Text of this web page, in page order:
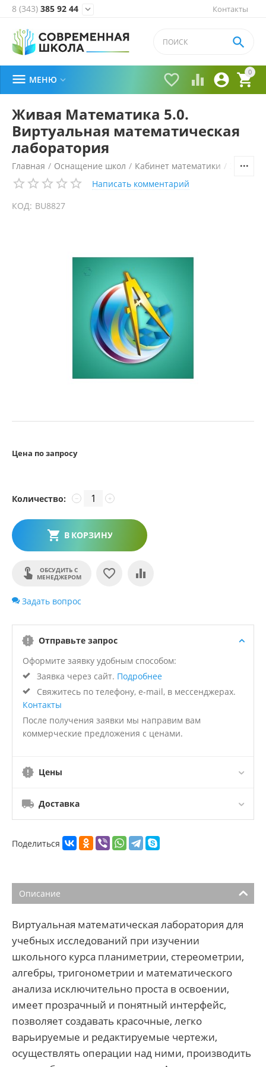
Контакты
8 (343) 385 92 44 
0


 

 МЕНЮ 
Живая Математика 5.0.
Виртуальная математическая
лаборатория
Главная / Оснащение школ / Кабинет математики /
Написать комментарий
КОД: BU8827
Цена по запросу
Количество: +
−
В КОРЗИНУ
ОБСУДИТЬ С
МЕНЕДЖЕРОМ
Задать вопрос
Отправьте запрос
Оформите заявку удобным способом:
Заявка через сайт. Подробнее
Свяжитесь по телефону, e-mail, в мессенджерах.
Контакты
После получения заявки мы направим вам
коммерческие предложения с ценами.
Цены
Доставка
Поделиться
Описание
Виртуальная математическая лаборатория для
учебных исследований при изучении
школьного курса планиметрии, стереометрии,
алгебры, тригонометрии и математического
анализа исключительно проста в освоении,
имеет прозрачный и понятный интерфейс,
позволяет создавать красочные, легко
варьируемые и редактируемые чертежи,
осуществлять операции над ними, производить